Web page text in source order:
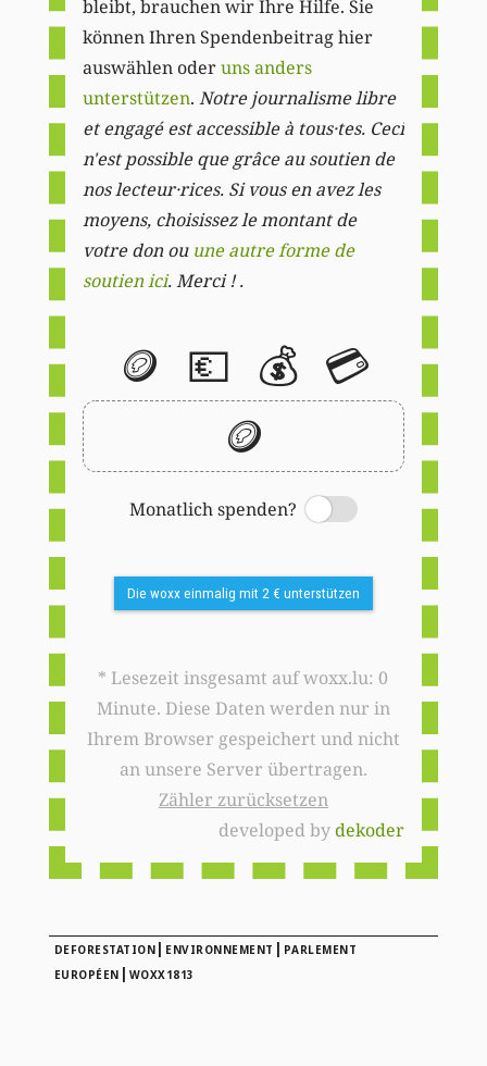
bleibt, brauchen wir Ihre Hilfe. Sie
können Ihren Spendenbeitrag hier
auswählen oderuns anders
unterstützen. Notre journalisme libre
et engagé est accessible à tous·tes. Ceci
n'est possible que grâce au soutien de
nos lecteur·rices. Si vous en avez les
moyens, choisissez le montant de
votre don ou une autre forme de
soutien ici. Merci ! .
🪙 💶 💰 💳
🪙
Monatlich spenden?
Switch
Die woxx einmalig mit 2 € unterstützen
* Lesezeit insgesamt auf woxx.lu: 0
Minute. Diese Daten werden nur in
Ihrem Browser gespeichert und nicht
an unsere Server übertragen.
Zähler zurücksetzen
developed bydekoder
DEFORESTATION | ENVIRONNEMENT | PARLEMENT
EUROPÉEN | WOXX1813